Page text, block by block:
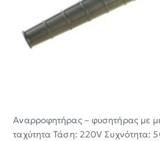
Αναρροφητήρας – φυσητήρας με
ταχύτητα Τάση: 220V Συχνότητα: